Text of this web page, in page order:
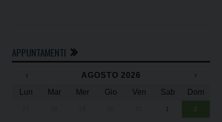
APPUNTAMENTI
‹ AGOSTO 2026
›
Lun
Mar Mer Gio Ven Sab Dom
1 2